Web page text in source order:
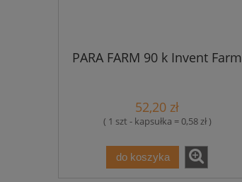
PARA FARM 90 k Invent Farm
52,20 zł
( 1 szt - kapsułka = 0,58 zł )
do koszyka